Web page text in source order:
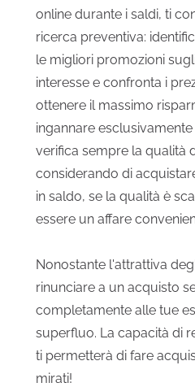
online durante i saldi, ti
ricerca preventiva:
le migliori promozioni
interesse e confronta i
ottenere il massimo
ingannare
verifica sempre la qualità
considerando di
in saldo, se la qualità è
essere un affare
Nonostante l'attrattiva
rinunciare a un acquisto
completamente alle tue
superfluo. La capacità di
ti permetterà di fare
mirati!